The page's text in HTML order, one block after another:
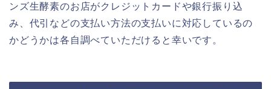
ンズ生酵素のお店がクレジットカードや銀行振り込
み、代引などの支払い方法の支払いに対応しているの
かどうかは各自調べていただけると幸いです。